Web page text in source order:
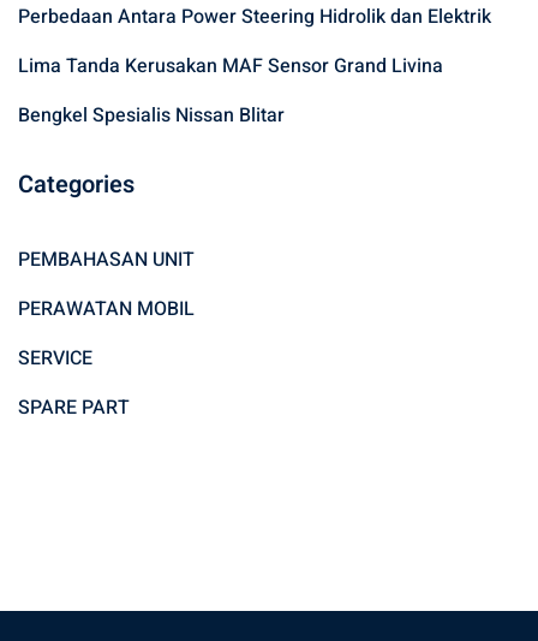
Perbedaan Antara Power Steering Hidrolik dan Elektrik
Lima Tanda Kerusakan MAF Sensor Grand Livina
Bengkel Spesialis Nissan Blitar
Categories
PEMBAHASAN UNIT
PERAWATAN MOBIL
SERVICE
SPARE PART